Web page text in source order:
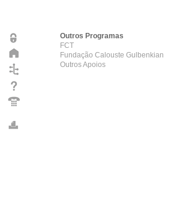
Outros Programas
FCT
Fundação Calouste Gulbenkian
Outros Apoios